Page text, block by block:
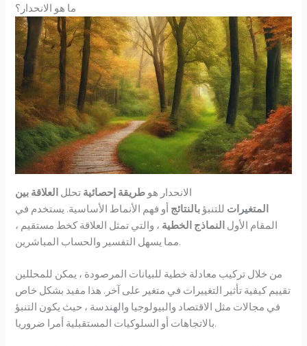
ما هو الانحدار؟
الانحدار هو طريقة إحصائية تحلل العلاقة بين
المتغيرات للتنبؤ بالنتائج أو فهم الأنماط الأساسية. يستخدم في
المقام الأول النماذج الخطية ، والتي تمثل العلاقة كخط مستقيم ،
مما يسهل التفسير والحساب المباشرين.
من خلال تركيب معادلة خطية للبيانات المرصودة ، يمكن للمحللين
تقييم كيفية تأثير التغييرات في متغير على آخر. هذا مفيد بشكل خاص
في مجالات مثل الاقتصاد والبيولوجيا والهندسة ، حيث يكون التنبؤ
بالاتجاهات أو السلوكيات المستقبلية أمرا ضروريا.